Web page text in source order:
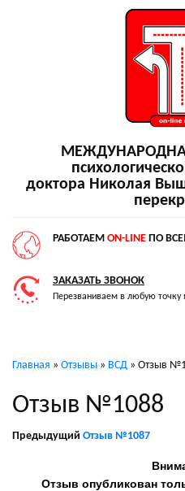
доктора Николая
РАБОТАЕМ ON-LINE ПО
ЗАКАЗАТЬ ЗВОНОК
Перезваниваем в любую точку
Главная » Отзывы » ВСД » Отзыв
Отзыв №1088
Предыдущий Отзыв №1087
Отзыв опубликован